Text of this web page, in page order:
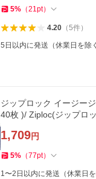
5% （21pt）
4.20（5件）
5日以内に発送（休業日を除
ジップロック イージー
40枚 )/ Ziploc(ジップロ
1,709円
5% （77pt）
1〜2日以内に発送（休業日を